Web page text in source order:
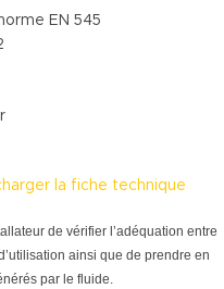
EN 545
la fiche technique
de vérifier l’adéquation entre
ainsi que de prendre en
par le fluide.